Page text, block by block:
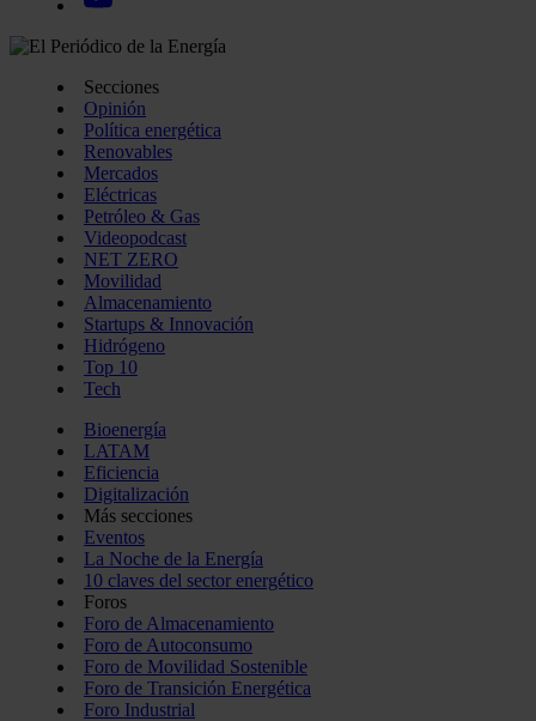
Secciones
Opinión
Política energética
Renovables
Mercados
Eléctricas
Petróleo & Gas
Videopodcast
NET ZERO
Movilidad
Almacenamiento
Startups & Innovación
Hidrógeno
Top 10
Tech
Bioenergía
LATAM
Eficiencia
Digitalización
Más secciones
Eventos
La Noche de la Energía
10 claves del sector energético
Foros
Foro de Almacenamiento
Foro de Autoconsumo
Foro de Movilidad Sostenible
Foro de Transición Energética
Foro Industrial